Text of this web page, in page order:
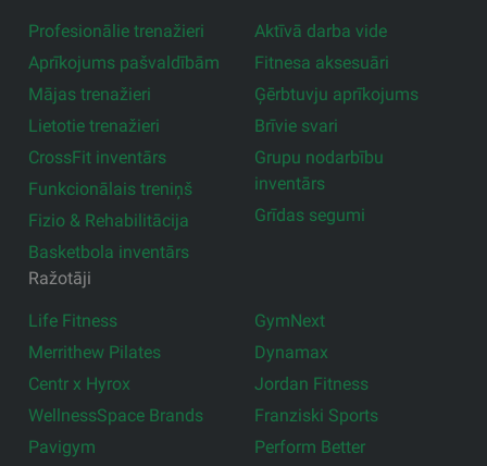
Profesionālie trenažieri
Aprīkojums pašvaldībām
Mājas trenažieri
Lietotie trenažieri
CrossFit inventārs
Funkcionālais treniņš
Fizio & Rehabilitācija
Basketbola inventārs
Aktīvā darba vide
Fitnesa aksesuāri
Ģērbtuvju aprīkojums
Brīvie svari
Grupu nodarbību
inventārs
Grīdas segumi
Ražotāji
Life Fitness
Merrithew Pilates
Centr x Hyrox
WellnessSpace Brands
Pavigym
GymNext
Dynamax
Jordan Fitness
Franziski Sports
Perform Better